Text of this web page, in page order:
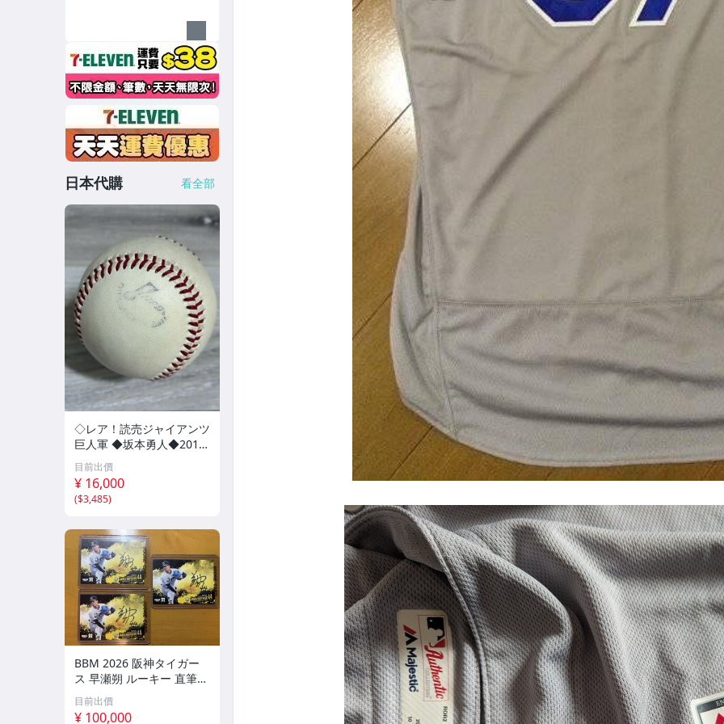
日本代購 看全部
◇レア！読売ジャイアンツ
巨人軍 ◆坂本勇人◆2011
年 直筆サインボール 【 N
PB試合球 】直筆サイン入
り 試合球 プロ野球 NPB
球団名入り
目前出價
¥ 16,000
($3,485)
BBM 2026 阪神タイガー
ス 早瀬朔 ルーキー 直筆サ
インカード 3枚セット
目前出價
¥ 100,000